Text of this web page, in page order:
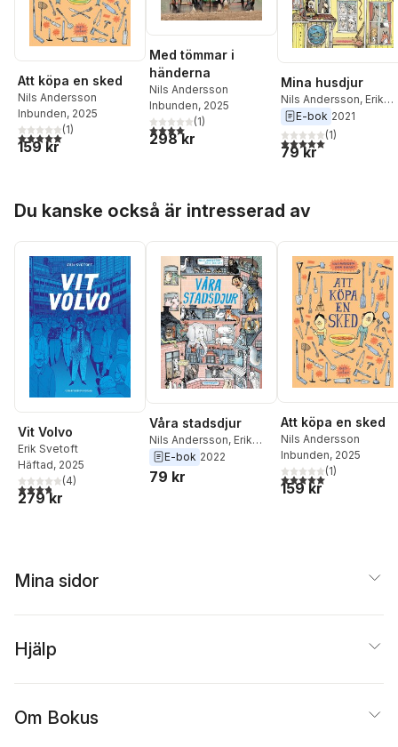
Att köpa en sked
Nils Andersson
Inbunden, 2025
5,0utav 5 stjärnor. Totalt antal röster:
(1)
159 kr
Med tömmar i
händerna
Nils Andersson
Inbunden, 2025
4,0utav 5 stjärnor. Totalt antal röster:
(1)
298 kr
Mina husdjur
Nils Andersson, Erik
Svetoft
E-bok 2021
5,0utav 5 stjärnor.
(1)
79 kr
Du kanske också är intresserad av
Vit Volvo
Erik Svetoft
Häftad, 2025
3,8utav 5 stjärnor. Totalt antal röster:
(4)
279 kr
Våra stadsdjur
Nils Andersson, Erik
Svetoft
E-bok 2022
79 kr
Att köpa en sked
Nils Andersson
Inbunden, 2025
5,0utav 5 stjärnor.
(1)
159 kr
Mina sidor
Hjälp
Om Bokus